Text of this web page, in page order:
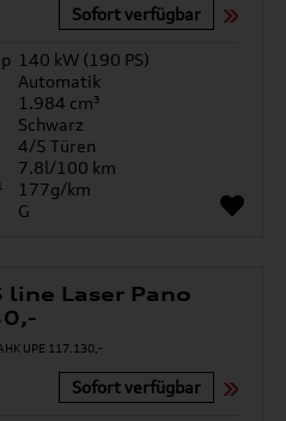
Sofort verfügbar
140 kW (190 PS)
Automatik
1.984 cm³
Schwarz
4/5 Türen
7.8l/100 km
177g/km
G
line Laser Pano
Sofort verfügbar